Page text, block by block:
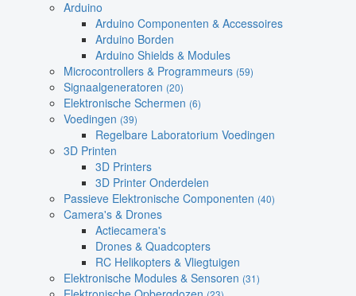
Arduino
Arduino Componenten & Accessoires
Arduino Borden
Arduino Shields & Modules
Microcontrollers & Programmeurs (59)
Signaalgeneratoren (20)
Elektronische Schermen (6)
Voedingen (39)
Regelbare Laboratorium Voedingen
3D Printen
3D Printers
3D Printer Onderdelen
Passieve Elektronische Componenten (40)
Camera's & Drones
Actiecamera's
Drones & Quadcopters
RC Helikopters & Vliegtuigen
Elektronische Modules & Sensoren (31)